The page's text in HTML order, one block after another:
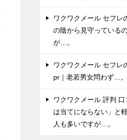
ワクワクメール セフレ
の陰から見守っている
が…。
ワクワクメール セフレ
pr｜老若男女問わず…。
ワクワクメール 評判
は当てにならない」と
人も多いですが…。